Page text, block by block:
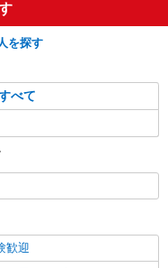
を探す
べて
歓迎